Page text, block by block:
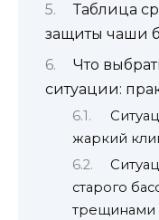
Таблица
защиты чаши
Что
ситуации:
жаркий
старого
трещинами